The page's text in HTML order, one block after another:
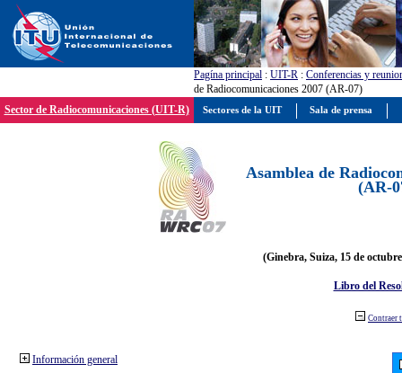
Pagína principal : UIT-R : Conferencias y
de Radiocomunicaciones 2007 (AR-07)
Sector de Radiocomunicaciones (UIT-R)
Asamblea de
(AR-
(Ginebra, Suiza, 15 de
Libro del
Contraer
Información general
Sectores de la UIT Sala de prensa